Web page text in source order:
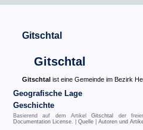
Gitschtal
Gitschtal
Gitschtal ist eine Gemeinde im Bezirk
Geografische Lage
Geschichte
Basierend auf dem ArtikelGitschtal der
Documentation License. | Quelle Autoren und